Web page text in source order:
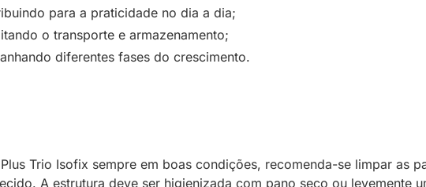
para a praticidade no dia a dia;
o transporte e armazenamento;
diferentes fases do crescimento.
Trio Isofix sempre em boas condições, recomenda-se limpar as
A estrutura deve ser higienizada com pano seco ou levemente